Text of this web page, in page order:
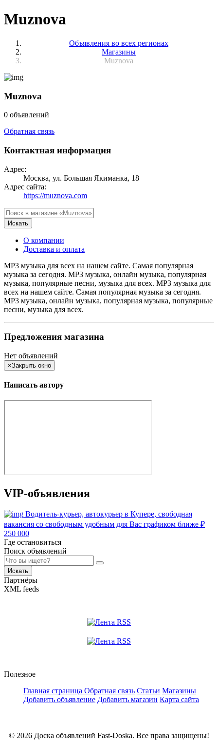
Muznova
Объявления во всех регионах
Магазины
Muznova
Muznova
0 объявлений
Обратная связь
Контактная информация
Адрес:
Москва, ул. Большая Якиманка, 18
Адрес сайта:
https://muznova.com
Искать
О компании
Доставка и оплата
MP3 музыка для всех на нашем сайте. Самая популярная
музыка за сегодня. MP3 музыка, онлайн музыка, популярная
музыка, популярные песни, музыка для всех. MP3 музыка для
всех на нашем сайте. Самая популярная музыка за сегодня.
MP3 музыка, онлайн музыка, популярная музыка, популярные
песни, музыка для всех.
Предложения магазина
Нет объявлений
×Закрыть окно
Написать автору
VIP-объявления
Водитель-курьер, автокурьер в Купере, свободная
вакансия со свободным удобным для Вас графиком ближе ₽
250 000
Где остановиться
Поиск объявлений
Искать
Партнёры
XML feeds
Полезное
Главная страница Обратная связь Статьи Магазины
Добавить объявление Добавить магазин Карта сайта
© 2026 Доска объявлений Fast-Doska. Все права защищены!